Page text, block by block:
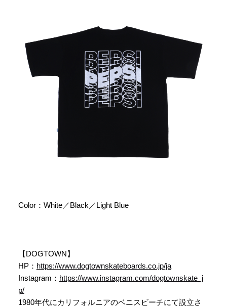
Color：White／Black／Light Blue
【DOGTOWN】
HP： https://www.dogtownskateboards.co.jp/ja
Instagram： https://www.instagram.com/dogtownskate_j
p/
1980年代にカリフォルニアのベニスビーチにて設立さ